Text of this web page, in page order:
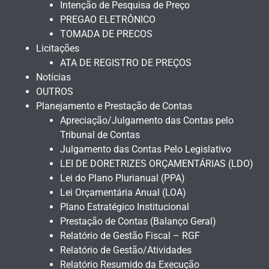
Intenção de Pesquisa de Preço
PREGAO ELETRÔNICO
TOMADA DE PRECOS
Licitações
ATA DE REGISTRO DE PREÇOS
Notícias
OUTROS
Planejamento e Prestação de Contas
Apreciação/Julgamento das Contas pelo
Tribunal de Contas
Julgamento das Contas Pelo Legislativo
LEI DE DORETRIZES ORÇAMENTÁRIAS (LDO)
Lei do Plano Plurianual (PPA)
Lei Orçamentária Anual (LOA)
Plano Estratégico Institucional
Prestação de Contas (Balanço Geral)
Relatório de Gestão Fiscal – RGF
Relatório de Gestão/Atividades
Relatório Resumido da Execução